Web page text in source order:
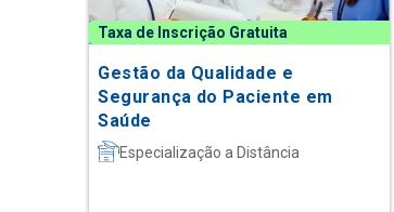
Taxa de Inscrição Gratuita
Gestão da Qualidade e
Segurança do Paciente em
Saúde
Especialização a Distância